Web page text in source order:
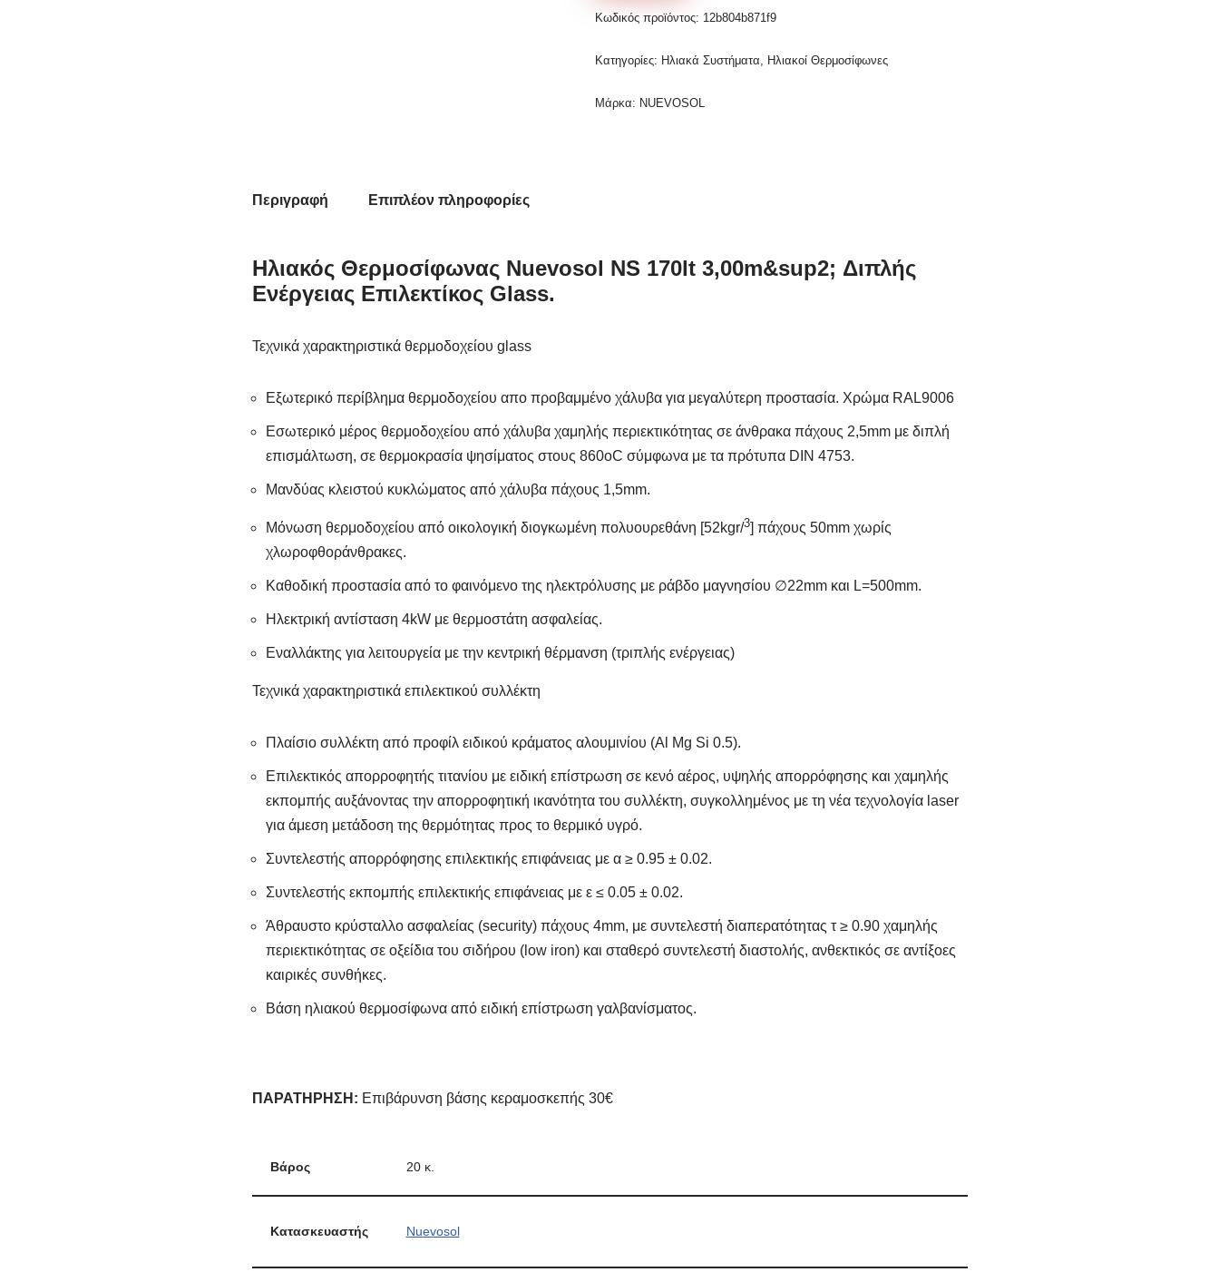
Κωδικός προϊόντος: 12b804b871f9
Κατηγορίες: Ηλιακά Συστήματα, Ηλιακοί Θερμοσίφωνες
Μάρκα: NUEVOSOL
Περιγραφή Επιπλέον πληροφορίες
Ηλιακός Θερμοσίφωνας Nuevosol NS 170lt 3,00m&sup2; Διπλής
Ενέργειας Επιλεκτίκος Glass.
Τεχνικά χαρακτηριστικά θερμοδοχείου glass
Εξωτερικό περίβλημα θερμοδοχείου απο προβαμμένο χάλυβα για μεγαλύτερη προστασία. Χρώμα RAL9006
Εσωτερικό μέρος θερμοδοχείου από χάλυβα χαμηλής περιεκτικότητας σε άνθρακα πάχους 2,5mm με διπλή
επισμάλτωση, σε θερμοκρασία ψησίματος στους 860οC σύμφωνα με τα πρότυπα DIN 4753.
Μανδύας κλειστού κυκλώματος από χάλυβα πάχους 1,5mm.
Μόνωση θερμοδοχείου από οικολογική διογκωμένη πολυουρεθάνη [52kgr/3] πάχους 50mm χωρίς
χλωροφθοράνθρακες.
Καθοδική προστασία από το φαινόμενο της ηλεκτρόλυσης με ράβδο μαγνησίου ∅22mm και L=500mm.
Ηλεκτρική αντίσταση 4kW με θερμοστάτη ασφαλείας.
Εναλλάκτης για λειτουργεία με την κεντρική θέρμανση (τριπλής ενέργειας)
Τεχνικά χαρακτηριστικά επιλεκτικού συλλέκτη
Πλαίσιο συλλέκτη από προφίλ ειδικού κράματος αλουμινίου (Al Mg Si 0.5).
Επιλεκτικός απορροφητής τιτανίου με ειδική επίστρωση σε κενό αέρος, υψηλής απορρόφησης και χαμηλής
εκπομπής αυξάνοντας την απορροφητική ικανότητα του συλλέκτη, συγκολλημένος με τη νέα τεχνολογία laser
για άμεση μετάδοση της θερμότητας προς το θερμικό υγρό.
Συντελεστής απορρόφησης επιλεκτικής επιφάνειας με α ≥ 0.95 ± 0.02.
Συντελεστής εκπομπής επιλεκτικής επιφάνειας με ε ≤ 0.05 ± 0.02.
Άθραυστο κρύσταλλο ασφαλείας (security) πάχους 4mm, με συντελεστή διαπερατότητας τ ≥ 0.90 χαμηλής
περιεκτικότητας σε οξείδια του σιδήρου (low iron) και σταθερό συντελεστή διαστολής, ανθεκτικός σε αντίξοες
καιρικές συνθήκες.
Βάση ηλιακού θερμοσίφωνα από ειδική επίστρωση γαλβανίσματος.
ΠΑΡΑΤΗΡΗΣΗ: Επιβάρυνση βάσης κεραμοσκεπής 30€
Βάρος 20 κ.
Κατασκευαστής Nuevosol